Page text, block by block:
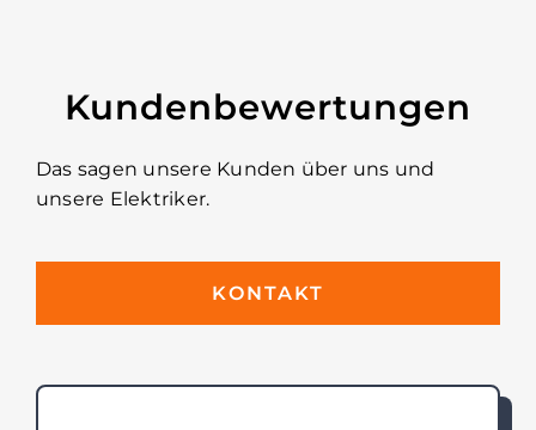
Kundenbewertungen
Das sagen unsere Kunden über uns und
unsere Elektriker.
KONTAKT